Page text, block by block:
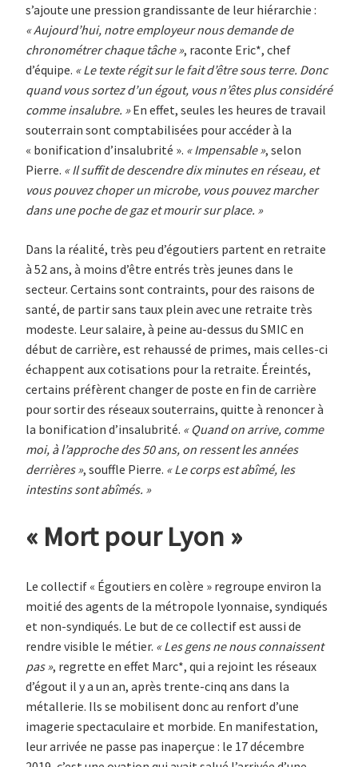
s’ajoute une pression grandissante de leur hiérarchie :
« Aujourd’hui, notre employeur nous demande de
chronométrer chaque tâche », raconte Eric*, chef
d’équipe. « Le texte régit sur le fait d’être sous terre. Donc
quand vous sortez d’un égout, vous n’êtes plus considéré
comme insalubre. »En effet, seules les heures de travail
souterrain sont comptabilisées pour accéder à la
« bonification d’insalubrité ». « Impensable », selon
Pierre. « Il suffit de descendre dix minutes en réseau, et
vous pouvez choper un microbe, vous pouvez marcher
dans une poche de gaz et mourir sur place. »
Dans la réalité, très peu d’égoutiers partent en retraite
à 52 ans, à moins d’être entrés très jeunes dans le
secteur. Certains sont contraints, pour des raisons de
santé, de partir sans taux plein avec une retraite très
modeste. Leur salaire, à peine au-dessus du SMIC en
début de carrière, est rehaussé de primes, mais celles-ci
échappent aux cotisations pour la retraite. Éreintés,
certains préfèrent changer de poste en fin de carrière
pour sortir des réseaux souterrains, quitte à renoncer à
la bonification d’insalubrité. « Quand on arrive, comme
moi, à l’approche des 50 ans, on ressent les années
derrières », souffle Pierre. « Le corps est abîmé, les
intestins sont abîmés. »
« Mort pour Lyon »
Le collectif « Égoutiers en colère » regroupe environ la
moitié des agents de la métropole lyonnaise, syndiqués
et non-syndiqués. Le but de ce collectif est aussi de
rendre visible le métier. « Les gens ne nous connaissent
pas », regrette en effet Marc*, qui a rejoint les réseaux
d’égout il y a un an, après trente-cinq ans dans la
métallerie. Ils se mobilisent donc au renfort d’une
imagerie spectaculaire et morbide. En manifestation,
leur arrivée ne passe pas inaperçue : le 17 décembre